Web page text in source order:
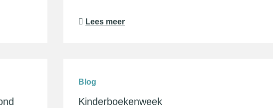
Lees meer
Blog
Kinderboekenweek